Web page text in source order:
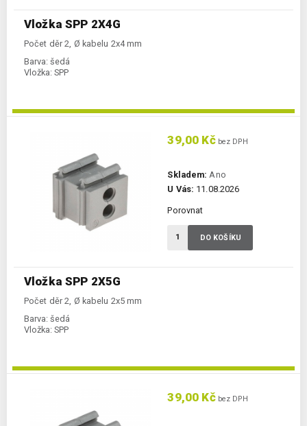
Vložka SPP 2X4G
Počet děr 2, Ø kabelu 2x4 mm
Barva: šedá
Vložka: SPP
Vložka SPP 2X5G
Počet děr 2, Ø kabelu 2x5 mm
Barva: šedá
Vložka: SPP
39,00 Kčbez DPH
Skladem: Ano
U Vás: 11.08.2026
Porovnat
DO KOŠÍKU
39,00 Kčbez DPH